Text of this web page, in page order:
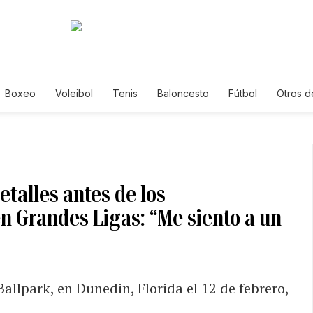
Boxeo Voleibol Tenis Baloncesto Fútbol Otros
antes de los
Ligas: “Me siento a un
en Dunedin, Florida el 12 de febrero,